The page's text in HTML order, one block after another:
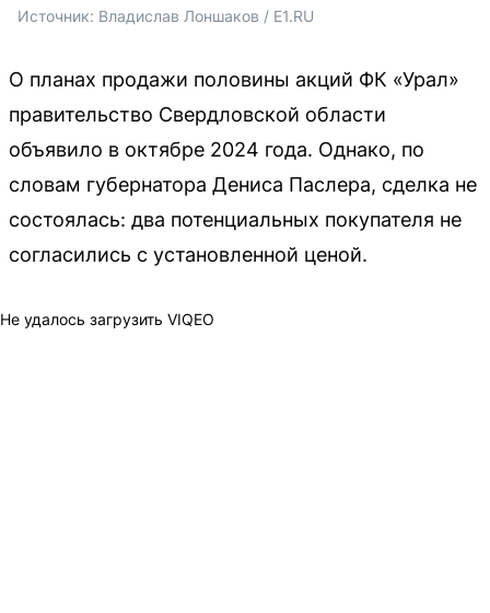
Источник: Владислав Лоншаков / E1.RU
О планах продажи половины акций ФК «Урал»
правительство Свердловской области
объявило в октябре 2024 года. Однако, по
словам губернатора Дениса Паслера, сделка не
состоялась: два потенциальных покупателя не
согласились с установленной ценой.
Не удалось загрузить VIQEO